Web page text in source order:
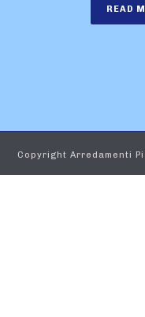
READ
Copyright Arredamenti